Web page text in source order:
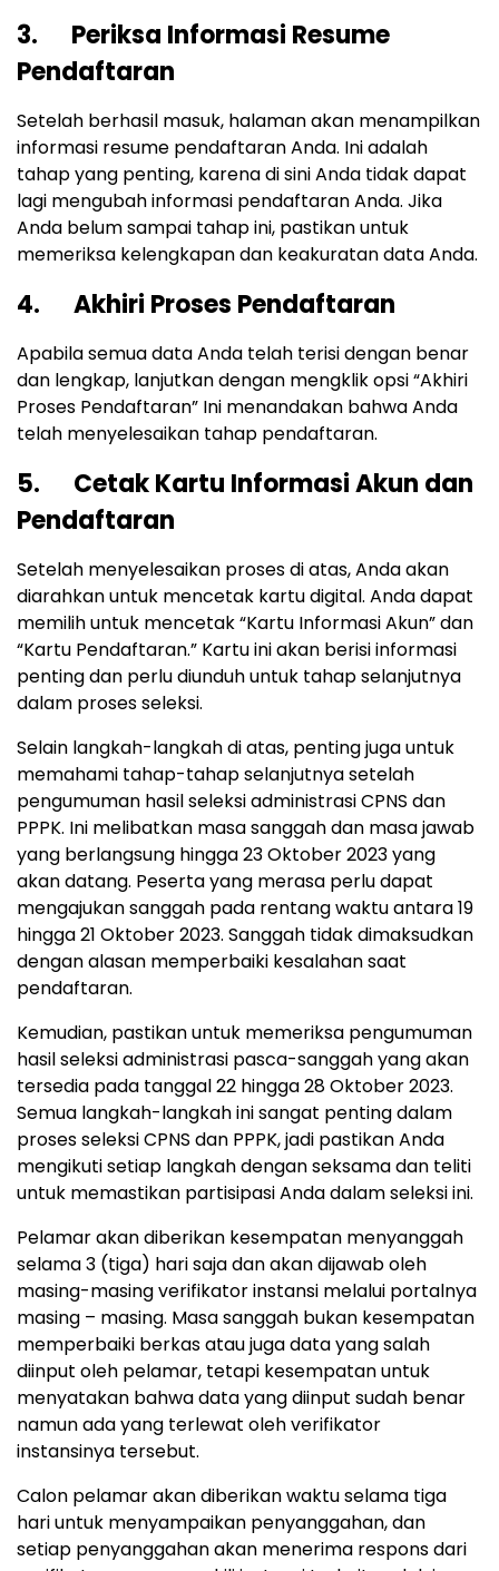
3. Periksa Informasi Resume
Pendaftaran
Setelah berhasil masuk, halaman akan menampilkan
informasi resume pendaftaran Anda. Ini adalah
tahap yang penting, karena di sini Anda tidak dapat
lagi mengubah informasi pendaftaran Anda. Jika
Anda belum sampai tahap ini, pastikan untuk
memeriksa kelengkapan dan keakuratan data Anda.
4. Akhiri Proses Pendaftaran
Apabila semua data Anda telah terisi dengan benar
dan lengkap, lanjutkan dengan mengklik opsi “Akhiri
Proses Pendaftaran” Ini menandakan bahwa Anda
telah menyelesaikan tahap pendaftaran.
5. Cetak Kartu Informasi Akun dan
Pendaftaran
Setelah menyelesaikan proses di atas, Anda akan
diarahkan untuk mencetak kartu digital. Anda dapat
memilih untuk mencetak “Kartu Informasi Akun” dan
“Kartu Pendaftaran.” Kartu ini akan berisi informasi
penting dan perlu diunduh untuk tahap selanjutnya
dalam proses seleksi.
Selain langkah-langkah di atas, penting juga untuk
memahami tahap-tahap selanjutnya setelah
pengumuman hasil seleksi administrasi CPNS dan
PPPK. Ini melibatkan masa sanggah dan masa jawab
yang berlangsung hingga 23 Oktober 2023 yang
akan datang. Peserta yang merasa perlu dapat
mengajukan sanggah pada rentang waktu antara 19
hingga 21 Oktober 2023. Sanggah tidak dimaksudkan
dengan alasan memperbaiki kesalahan saat
pendaftaran.
Kemudian, pastikan untuk memeriksa pengumuman
hasil seleksi administrasi pasca-sanggah yang akan
tersedia pada tanggal 22 hingga 28 Oktober 2023.
Semua langkah-langkah ini sangat penting dalam
proses seleksi CPNS dan PPPK, jadi pastikan Anda
mengikuti setiap langkah dengan seksama dan teliti
untuk memastikan partisipasi Anda dalam seleksi ini.
Pelamar akan diberikan kesempatan menyanggah
selama 3 (tiga) hari saja dan akan dijawab oleh
masing-masing verifikator instansi melalui portalnya
masing – masing. Masa sanggah bukan kesempatan
memperbaiki berkas atau juga data yang salah
diinput oleh pelamar, tetapi kesempatan untuk
menyatakan bahwa data yang diinput sudah benar
namun ada yang terlewat oleh verifikator
instansinya tersebut.
Calon pelamar akan diberikan waktu selama tiga
hari untuk menyampaikan penyanggahan, dan
setiap penyanggahan akan menerima respons dari